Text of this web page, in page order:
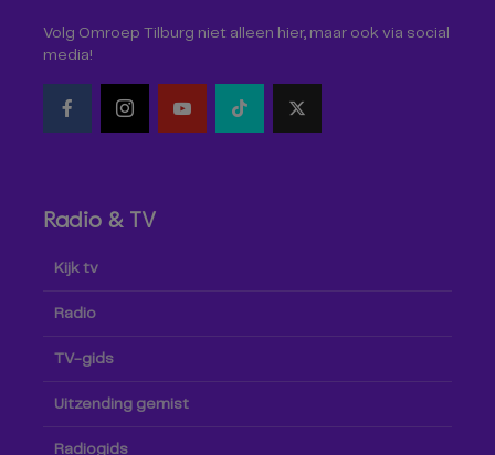
Volg Omroep Tilburg niet alleen hier, maar ook via social
media!
Radio & TV
Kijk tv
Radio
TV-gids
Uitzending gemist
Radiogids